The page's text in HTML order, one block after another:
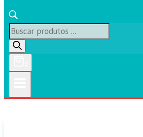
Búsqueda
de
productos